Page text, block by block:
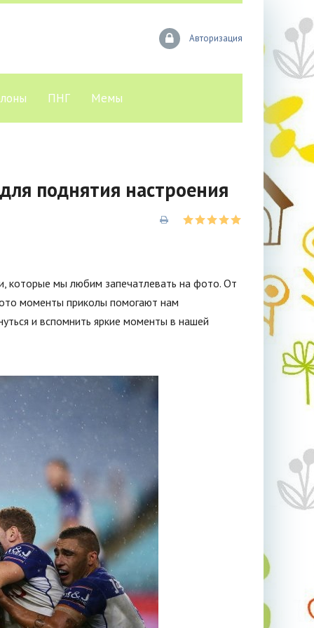
Авторизация
ПНГ Мемы
поднятия настроения
мы любим запечатлевать на фото. От
моменты приколы помогают нам
и вспомнить яркие моменты в нашей